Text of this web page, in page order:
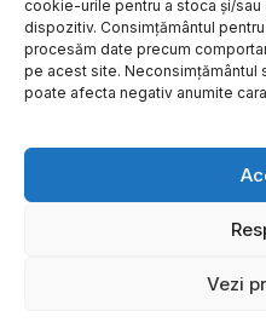
cookie-urile pentru a stoca și/
dispozitiv. Consimțământul
procesăm date precum
pe acest site. Neconsimțământul
poate afecta negativ anumite
Vezi